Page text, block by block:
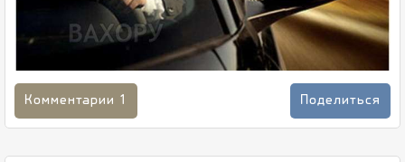
Комментарии 1 Поделиться